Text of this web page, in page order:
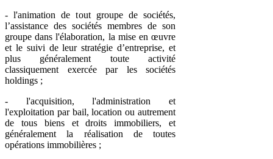
- l'animation de tout groupe de sociétés,
l’assistance des sociétés membres de son
groupe dans l'élaboration, la mise en œuvre
et le suivi de leur stratégie d’entreprise, et
plus généralement toute activité
classiquement exercée par les sociétés
holdings ;
- l'acquisition, l'administration et
l'exploitation par bail, location ou autrement
de tous biens et droits immobiliers, et
généralement la réalisation de toutes
opérations immobilières ;